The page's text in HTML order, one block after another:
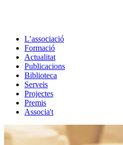
L’associació
Formació
Actualitat
Publicacions
Biblioteca
Serveis
Projectes
Premis
Associa't